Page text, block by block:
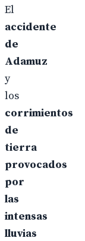
El
accidente
de
Adamuz
y
los
corrimientos
de
tierra
provocados
por
las
intensas
lluvias